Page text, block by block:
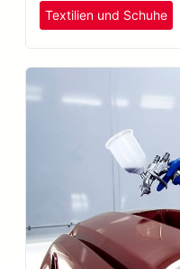
Textilien und Schuhe